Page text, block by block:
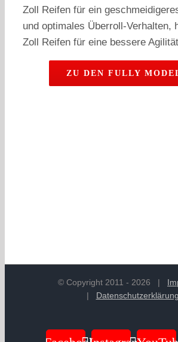
Zoll Reifen für ein
und optimales Überroll-Verhalten,
Zoll Reifen für eine bessere
ZU DEN FULLY
© Copyright 2011 - 2026 |
| Datenschutzerklärung